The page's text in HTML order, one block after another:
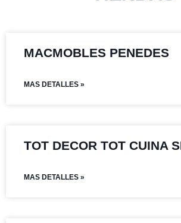
MACMOBLES PENEDES
MAS DETALLES »
TOT DECOR TOT CUINA
MAS DETALLES »